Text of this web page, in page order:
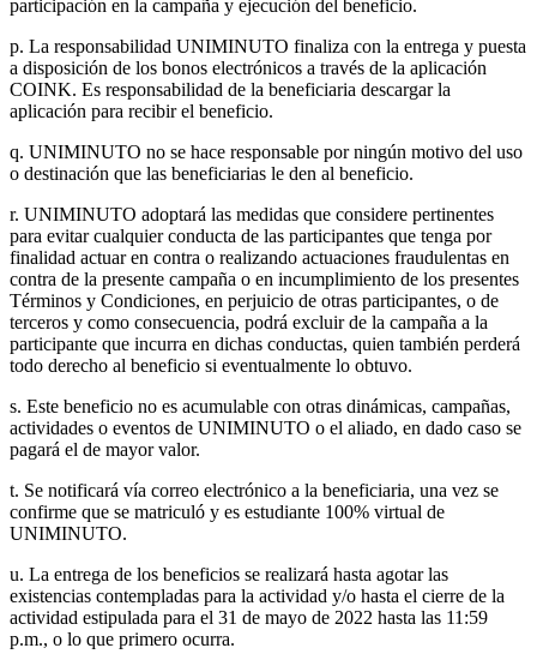
participación en la campaña y ejecución del beneficio.
p. La responsabilidad UNIMINUTO finaliza con la entrega y puesta
a disposición de los bonos electrónicos a través de la aplicación
COINK. Es responsabilidad de la beneficiaria descargar la
aplicación para recibir el beneficio.
q. UNIMINUTO no se hace responsable por ningún motivo del uso
o destinación que las beneficiarias le den al beneficio.
r. UNIMINUTO adoptará las medidas que considere pertinentes
para evitar cualquier conducta de las participantes que tenga por
finalidad actuar en contra o realizando actuaciones fraudulentas en
contra de la presente campaña o en incumplimiento de los presentes
Términos y Condiciones, en perjuicio de otras participantes, o de
terceros y como consecuencia, podrá excluir de la campaña a la
participante que incurra en dichas conductas, quien también perderá
todo derecho al beneficio si eventualmente lo obtuvo.
s. Este beneficio no es acumulable con otras dinámicas, campañas,
actividades o eventos de UNIMINUTO o el aliado, en dado caso se
pagará el de mayor valor.
t. Se notificará vía correo electrónico a la beneficiaria, una vez se
confirme que se matriculó y es estudiante 100% virtual de
UNIMINUTO.
u. La entrega de los beneficios se realizará hasta agotar las
existencias contempladas para la actividad y/o hasta el cierre de la
actividad estipulada para el 31 de mayo de 2022 hasta las 11:59
p.m., o lo que primero ocurra.